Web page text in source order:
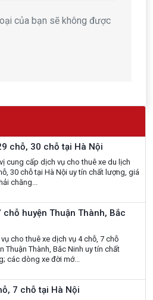
của bạn sẽ không được
chỗ, 30 chỗ tại Hà Nội
cung cấp dịch vụ cho thuê xe du lịch
30 chỗ tại Hà Nội uy tín chất lượng, giá
chăng...
huyện Thuận Thành, Bắc
cho thuê xe dịch vụ 4 chỗ, 7 chỗ
Thuận Thành, Bắc Ninh uy tín chất
các dòng xe đời mớ...
7 chỗ tại Hà Nội